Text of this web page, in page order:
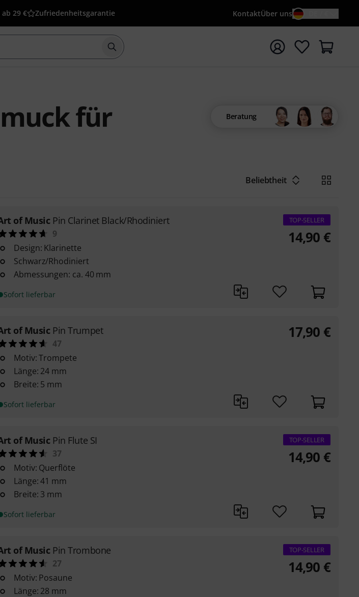
29 € Zufriedenheitsgarantie KontaktÜber uns
Suche mit Suchwort {searchTerm} starten
für
Beratung
Beliebtheit
of Music Pin Clarinet Black/Rhodiniert
9
Design: Klarinette
Schwarz/Rhodiniert
Abmessungen: ca. 40 mm
Sofort lieferbar
TOP-SELLER
14,90 €
of Music Pin Trumpet
47
Motiv: Trompete
Länge: 24 mm
Breite: 5 mm
Sofort lieferbar
17,90 €
of Music Pin Flute SI
37
Motiv: Querflöte
Länge: 41 mm
Breite: 3 mm
Sofort lieferbar
TOP-SELLER
14,90 €
of Music Pin Trombone
27
Motiv: Posaune
Länge: 28 mm
TOP-SELLER
14,90 €